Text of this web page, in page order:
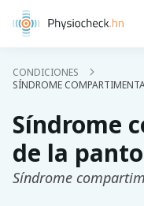
CONDICIONES
SÍNDROME
Síndrome
de la
Síndrome